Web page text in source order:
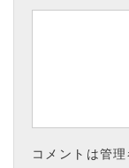
コメントは管